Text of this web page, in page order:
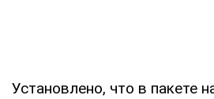
Установлено, что в пакете